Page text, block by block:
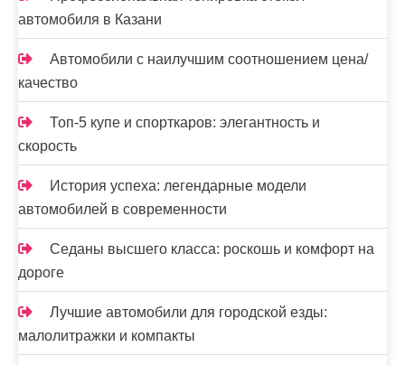
автомобиля в Казани
Автомобили с наилучшим соотношением цена/
качество
Топ-5 купе и спорткаров: элегантность и
скорость
История успеха: легендарные модели
автомобилей в современности
Седаны высшего класса: роскошь и комфорт на
дороге
Лучшие автомобили для городской езды:
малолитражки и компакты